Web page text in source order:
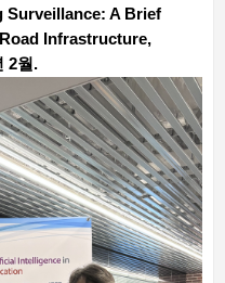
Surveillance: A Brief
Infrastructure,
2월.